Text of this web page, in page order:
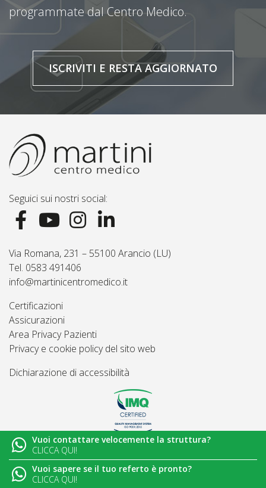
programmate dal Centro Medico.
ISCRIVITI E RESTA AGGIORNATO
Seguici sui nostri social:
Via Romana, 231 – 55100 Arancio (LU)
Tel. 0583 491406
info@martinicentromedico.it
Certificazioni
Assicurazioni
Area Privacy Pazienti
Privacy e cookie policy del sito web
Dichiarazione di accessibilità
© 2026Martini Centro Medico - Lucca
Vuoi contattare velocemente la struttura?
CLICCA QUI!
Vuoi sapere se il tuo referto è pronto?
CLICCA QUI!